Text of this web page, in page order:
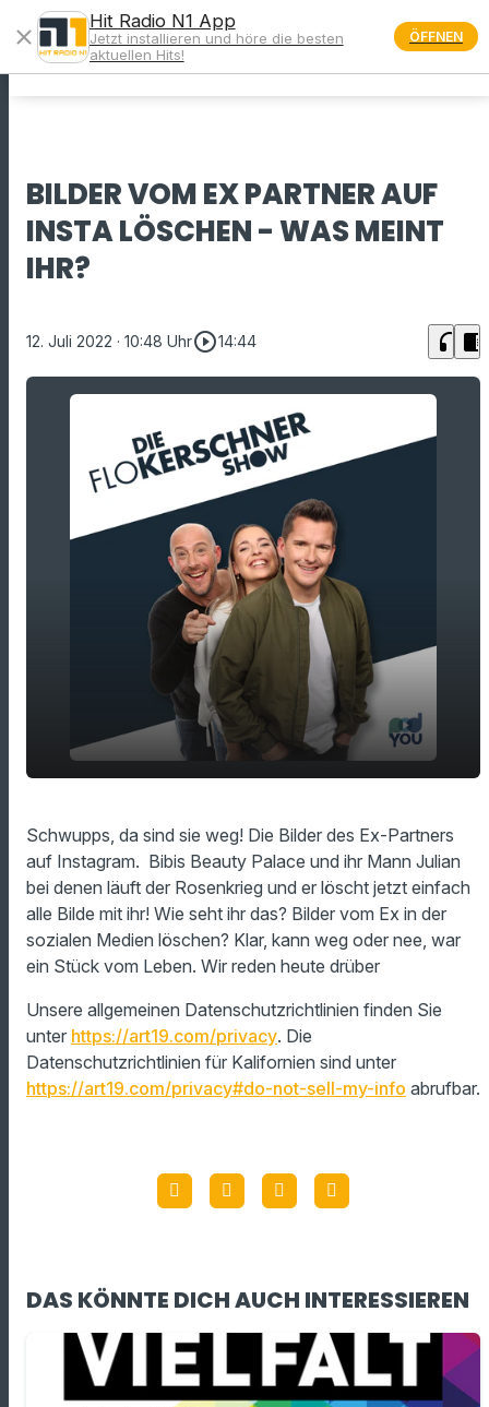
menu
BILDER VOM EX PARTNER AUF
INSTA LÖSCHEN - WAS MEINT
IHR?
12. Juli 2022 · 10:48 Uhrplay_circle_outline14:44 headphones chrome_reader_mode
play_arrow Was meint ihr?
00:00 14:44
Schwupps, da sind sie weg! Die Bilder des Ex-Partners
auf Instagram. Bibis Beauty Palace und ihr Mann Julian
bei denen läuft der Rosenkrieg und er löscht jetzt einfach
alle Bilde mit ihr! Wie seht ihr das? Bilder vom Ex in der
sozialen Medien löschen? Klar, kann weg oder nee, war
ein Stück vom Leben. Wir reden heute drüber
Unsere allgemeinen Datenschutzrichtlinien finden Sie
unter https://art19.com/privacy. Die
Datenschutzrichtlinien für Kalifornien sind unter
https://art19.com/privacy#do-not-sell-my-info abrufbar.
DAS KÖNNTE DICH AUCH INTERESSIEREN
close
Hit Radio N1 App
Jetzt installieren und höre die besten
aktuellen Hits!
ÖFFNEN